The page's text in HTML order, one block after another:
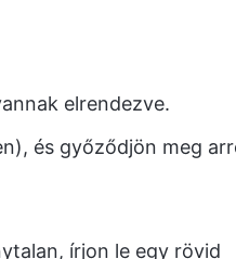
elrendezve.
és győződjön meg
írjon le egy rövid